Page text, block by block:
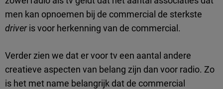
men kan opnoemen bij de commercial de sterkste
driveris voor herkenning van de commercial.
Verder zien we dat er voor tv een aantal andere
creatieve aspecten van belang zijn dan voor radio. Zo
is het met name belangrijk dat de commercial